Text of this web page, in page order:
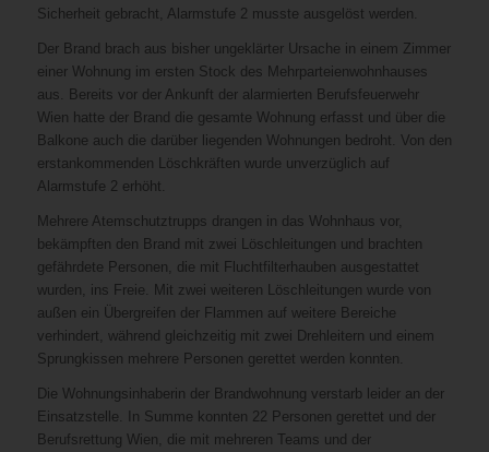
Sicherheit gebracht, Alarmstufe 2 musste ausgelöst werden.
Der Brand brach aus bisher ungeklärter Ursache in einem Zimmer
einer Wohnung im ersten Stock des Mehrparteienwohnhauses
aus. Bereits vor der Ankunft der alarmierten Berufsfeuerwehr
Wien hatte der Brand die gesamte Wohnung erfasst und über die
Balkone auch die darüber liegenden Wohnungen bedroht. Von den
erstankommenden Löschkräften wurde unverzüglich auf
Alarmstufe 2 erhöht.
Mehrere Atemschutztrupps drangen in das Wohnhaus vor,
bekämpften den Brand mit zwei Löschleitungen und brachten
gefährdete Personen, die mit Fluchtfilterhauben ausgestattet
wurden, ins Freie. Mit zwei weiteren Löschleitungen wurde von
außen ein Übergreifen der Flammen auf weitere Bereiche
verhindert, während gleichzeitig mit zwei Drehleitern und einem
Sprungkissen mehrere Personen gerettet werden konnten.
Die Wohnungsinhaberin der Brandwohnung verstarb leider an der
Einsatzstelle. In Summe konnten 22 Personen gerettet und der
Berufsrettung Wien, die mit mehreren Teams und der